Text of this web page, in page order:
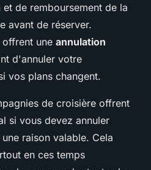
de remboursement de la
avant de réserver.
offrent une annulation
d'annuler votre
vos plans changent.
de croisière offrent
si vous devez annuler
raison valable. Cela
en ces temps